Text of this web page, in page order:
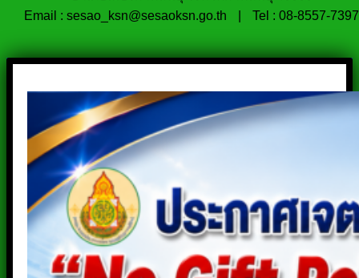
Email : sesao_ksn@sesaoksn.go.th
Tel : 08-8557-7397